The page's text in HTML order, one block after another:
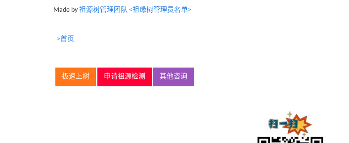
Made by 祖源树管理团队 <祖缘树管理员名单>
>首页
极速上树 申请祖源检测 其他咨询